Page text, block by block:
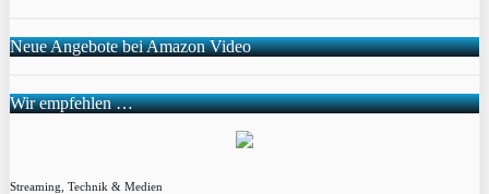
Neue Angebote bei Amazon Video
Wir empfehlen …
Streaming, Technik & Medien